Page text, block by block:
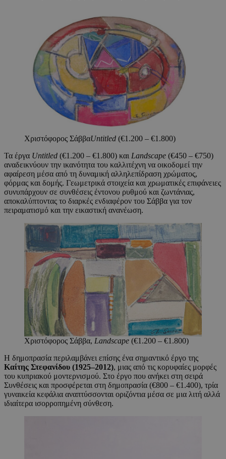
Χριστόφορος ΣάββαUntitled (€1.200 – €1.800)
Τα έργα Untitled (€1.200 – €1.800) και Landscape (€450 – €750)
αναδεικνύουν την ικανότητα του καλλιτέχνη να οικοδομεί την
αφαίρεση μέσα από τη δυναμική αλληλεπίδραση χρώματος,
φόρμας και δομής. Γεωμετρικά στοιχεία και χρωματικές επιφάνειες
συνυπάρχουν σε συνθέσεις έντονου ρυθμού και ζωντάνιας,
αποκαλύπτοντας το διαρκές ενδιαφέρον του Σάββα για τον
πειραματισμό και την εικαστική ανανέωση.
Χριστόφορος Σάββα, Landscape (€1.200 – €1.800)
Η δημοπρασία περιλαμβάνει επίσης ένα σημαντικό έργο της
Καίτης Στεφανίδου (1925–2012), μιας από τις κορυφαίες μορφές
του κυπριακού μοντερνισμού. Στο έργο που ανήκει στη σειρά
Συνθέσεις και προσφέρεται στη δημοπρασία (€800 – €1.400), τρία
γυναικεία κεφάλια αναπτύσσονται οριζόντια μέσα σε μια λιτή αλλά
ιδιαίτερα ισορροπημένη σύνθεση.